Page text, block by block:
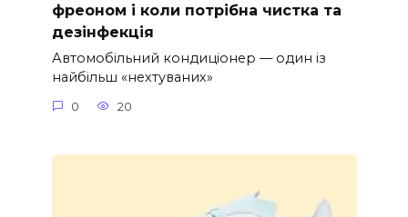
фреоном і коли потрібна чистка та
дезінфекція
Автомобільний кондиціонер — один із
найбільш «нехтуваних»
0 20